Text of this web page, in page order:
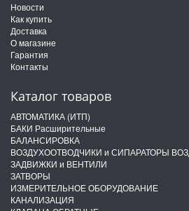
Новости
Как купить
Доставка
О магазине
Гарантия
Контакты
Каталог товаров
АВТОМАТИКА (ИТП)
БАКИ Расширительные
БАЛАНСИРОВКА
ВОЗДУХООТВОДЧИКИ и СИПАРАТОРЫ
ЗАДВИЖКИ и ВЕНТИЛИ
ЗАТВОРЫ
ИЗМЕРИТЕЛЬНОЕ ОБОРУДОВАНИЕ
КАНАЛИЗАЦИЯ